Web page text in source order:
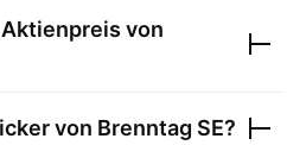
von
von Brenntag SE?